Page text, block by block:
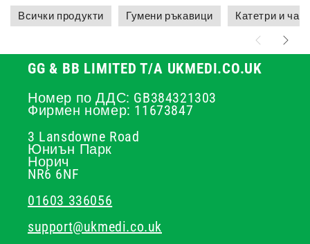
Всички продукти Гумени ръкавици Катетри и
GG & BB LIMITED T/A UKMEDI.CO.UK
Номер по ДДС: GB384321303
Фирмен номер: 11673847
3 Lansdowne Road
Юниън Парк
Норич
NR6 6NF
01603 336056
support@ukmedi.co.uk